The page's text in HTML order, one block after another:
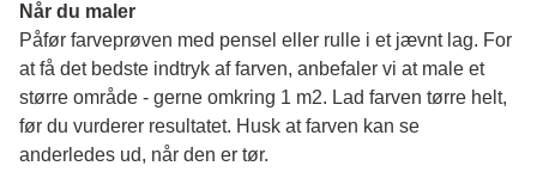
Når du maler
Påfør farveprøven med pensel eller rulle i et jævnt lag. For
at få det bedste indtryk af farven, anbefaler vi at male et
større område - gerne omkring 1 m2. Lad farven tørre helt,
før du vurderer resultatet. Husk at farven kan se
anderledes ud, når den er tør.